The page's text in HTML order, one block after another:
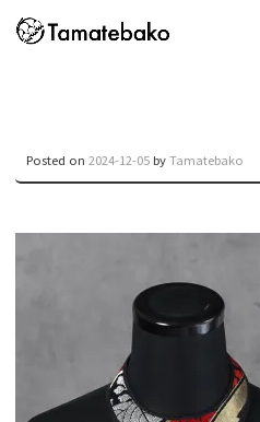
Posted on 2024-12-05 byTamatebako